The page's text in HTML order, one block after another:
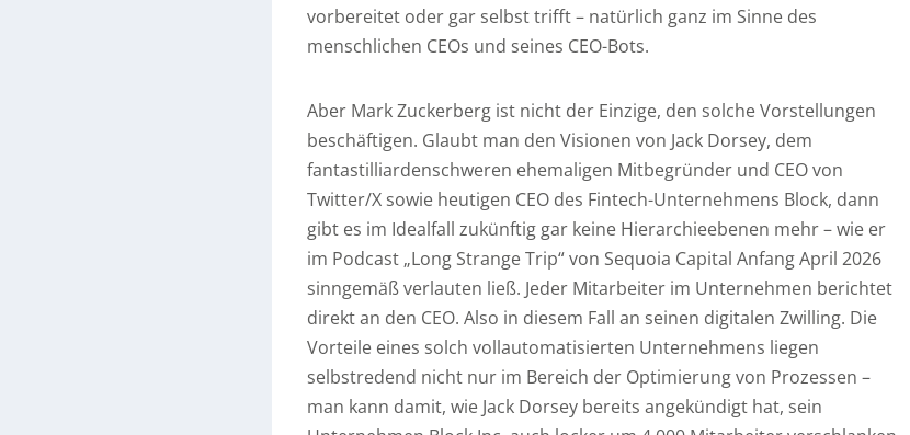
vorbereitet oder gar selbst trifft – natürlich ganz im Sinne des
menschlichen CEOs und seines CEO-Bots.
Aber Mark Zuckerberg ist nicht der Einzige, den solche Vorstellungen
beschäftigen. Glaubt man den Visionen von Jack Dorsey, dem
fantastilliardenschweren ehemaligen Mitbegründer und CEO von
Twitter/X sowie heutigen CEO des Fintech-Unternehmens Block, dann
gibt es im Idealfall zukünftig gar keine Hierarchieebenen mehr – wie er
im Podcast „Long Strange Trip“ von Sequoia Capital Anfang April 2026
sinngemäß verlauten ließ. Jeder Mitarbeiter im Unternehmen berichtet
direkt an den CEO. Also in diesem Fall an seinen digitalen Zwilling. Die
Vorteile eines solch vollautomatisierten Unternehmens liegen
selbstredend nicht nur im Bereich der Optimierung von Prozessen –
man kann damit, wie Jack Dorsey bereits angekündigt hat, sein